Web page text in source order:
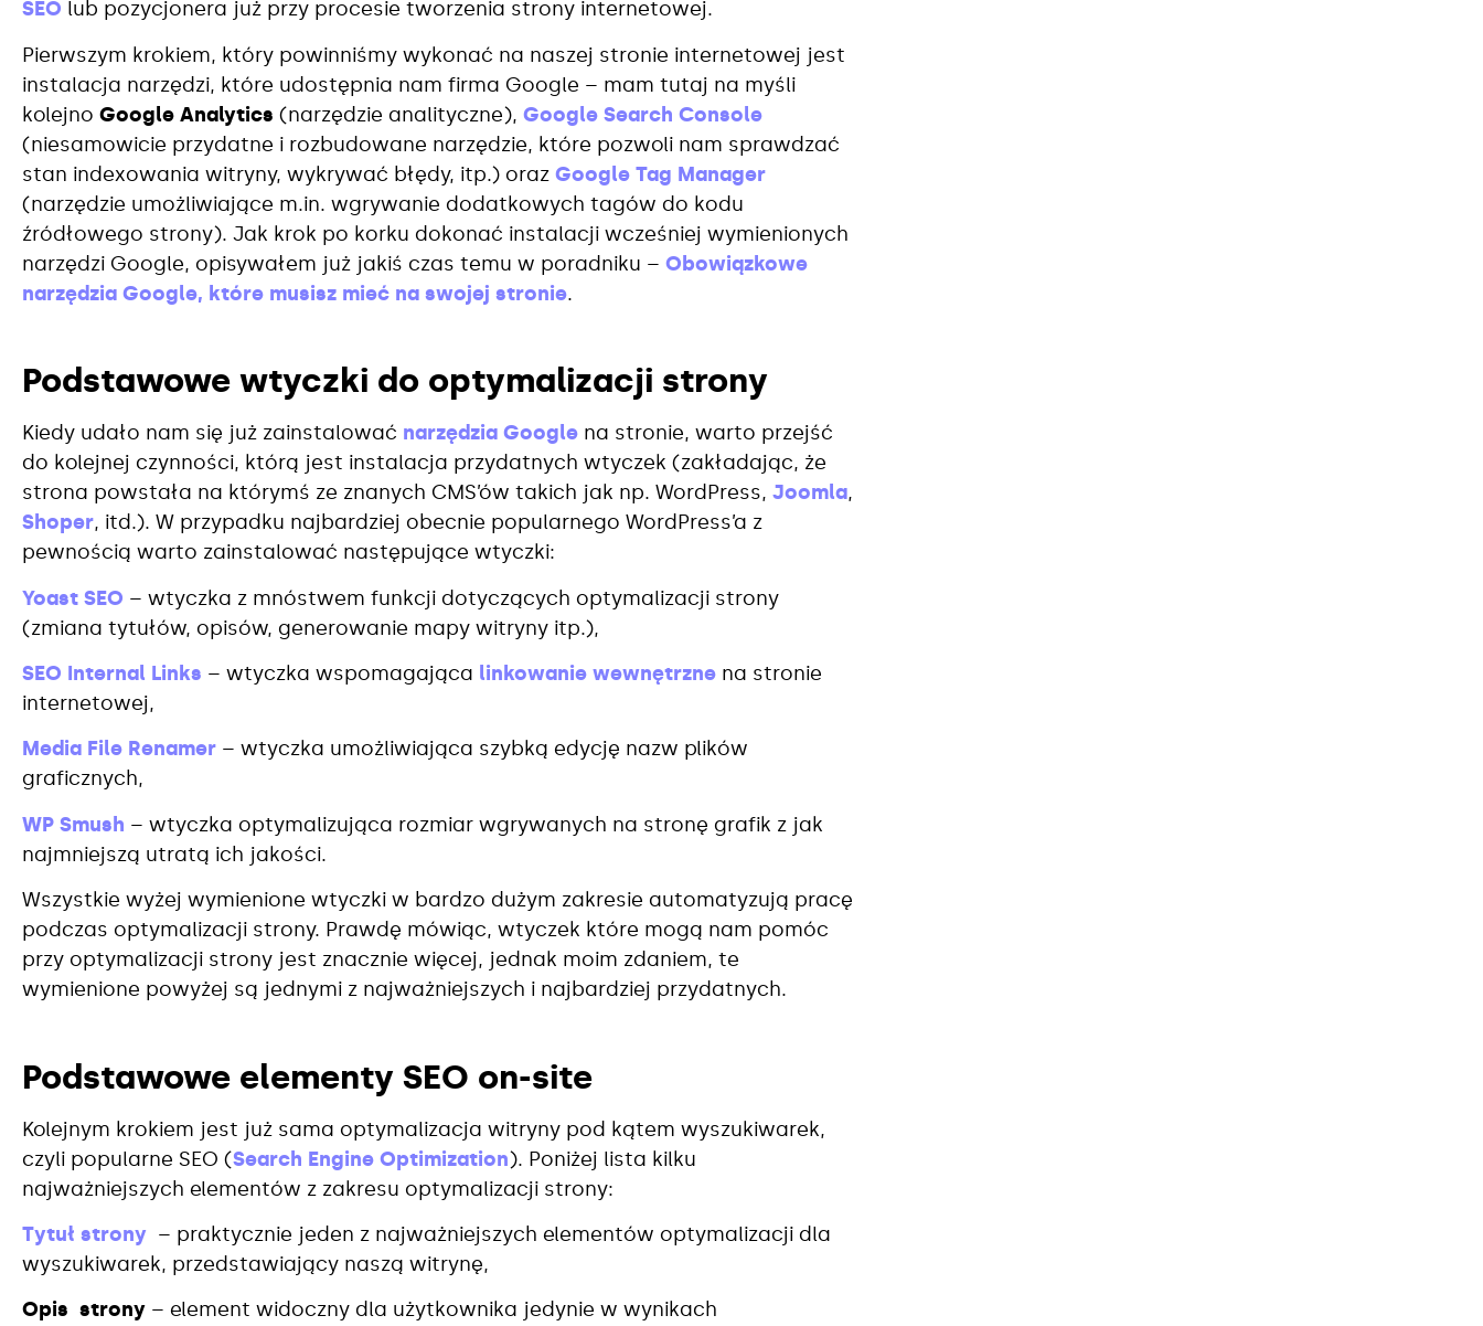
SEO lub pozycjonera już przy procesie tworzenia strony internetowej.
Pierwszym krokiem, który powinniśmy wykonać na naszej stronie internetowej jest
instalacja narzędzi, które udostępnia nam firma Google – mam tutaj na myśli
kolejno Google Analytics (narzędzie analityczne), Google Search Console
(niesamowicie przydatne i rozbudowane narzędzie, które pozwoli nam sprawdzać
stan indexowania witryny, wykrywać błędy, itp.) oraz Google Tag Manager
(narzędzie umożliwiające m.in. wgrywanie dodatkowych tagów do kodu
źródłowego strony). Jak krok po korku dokonać instalacji wcześniej wymienionych
narzędzi Google, opisywałem już jakiś czas temu w poradniku – Obowiązkowe
narzędzia Google, które musisz mieć na swojej stronie.
Podstawowe wtyczki do optymalizacji strony
Kiedy udało nam się już zainstalować narzędzia Google na stronie, warto przejść
do kolejnej czynności, którą jest instalacja przydatnych wtyczek (zakładając, że
strona powstała na którymś ze znanych CMS’ów takich jak np. WordPress, Joomla,
Shoper, itd.). W przypadku najbardziej obecnie popularnego WordPress’a z
pewnością warto zainstalować następujące wtyczki:
Yoast SEO – wtyczka z mnóstwem funkcji dotyczących optymalizacji strony
(zmiana tytułów, opisów, generowanie mapy witryny itp.),
SEO Internal Links – wtyczka wspomagająca linkowanie wewnętrzne na stronie
internetowej,
Media File Renamer – wtyczka umożliwiająca szybką edycję nazw plików
graficznych,
WP Smush – wtyczka optymalizująca rozmiar wgrywanych na stronę grafik z jak
najmniejszą utratą ich jakości.
Wszystkie wyżej wymienione wtyczki w bardzo dużym zakresie automatyzują pracę
podczas optymalizacji strony. Prawdę mówiąc, wtyczek które mogą nam pomóc
przy optymalizacji strony jest znacznie więcej, jednak moim zdaniem, te
wymienione powyżej są jednymi z najważniejszych i najbardziej przydatnych.
Podstawowe elementy SEO on-site
Kolejnym krokiem jest już sama optymalizacja witryny pod kątem wyszukiwarek,
czyli popularne SEO (Search Engine Optimization). Poniżej lista kilku
najważniejszych elementów z zakresu optymalizacji strony:
Tytuł strony – praktycznie jeden z najważniejszych elementów optymalizacji dla
wyszukiwarek, przedstawiający naszą witrynę,
Opis strony – element widoczny dla użytkownika jedynie w wynikach